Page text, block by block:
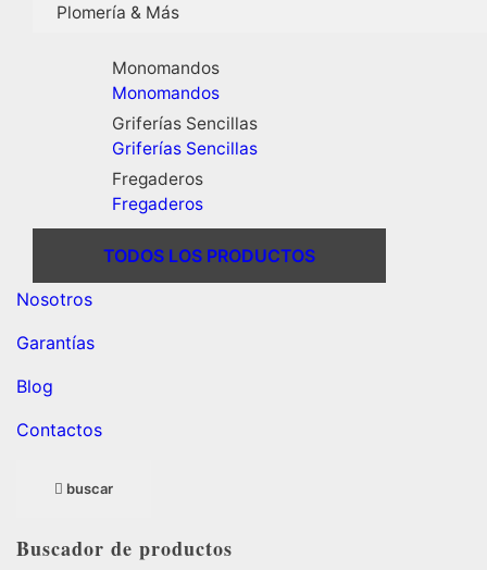
Plomería & Más
Monomandos
Monomandos
Griferías Sencillas
Griferías Sencillas
Fregaderos
Fregaderos
TODOS LOS PRODUCTOS
Nosotros
Garantías
Blog
Contactos
buscar
Buscador de productos